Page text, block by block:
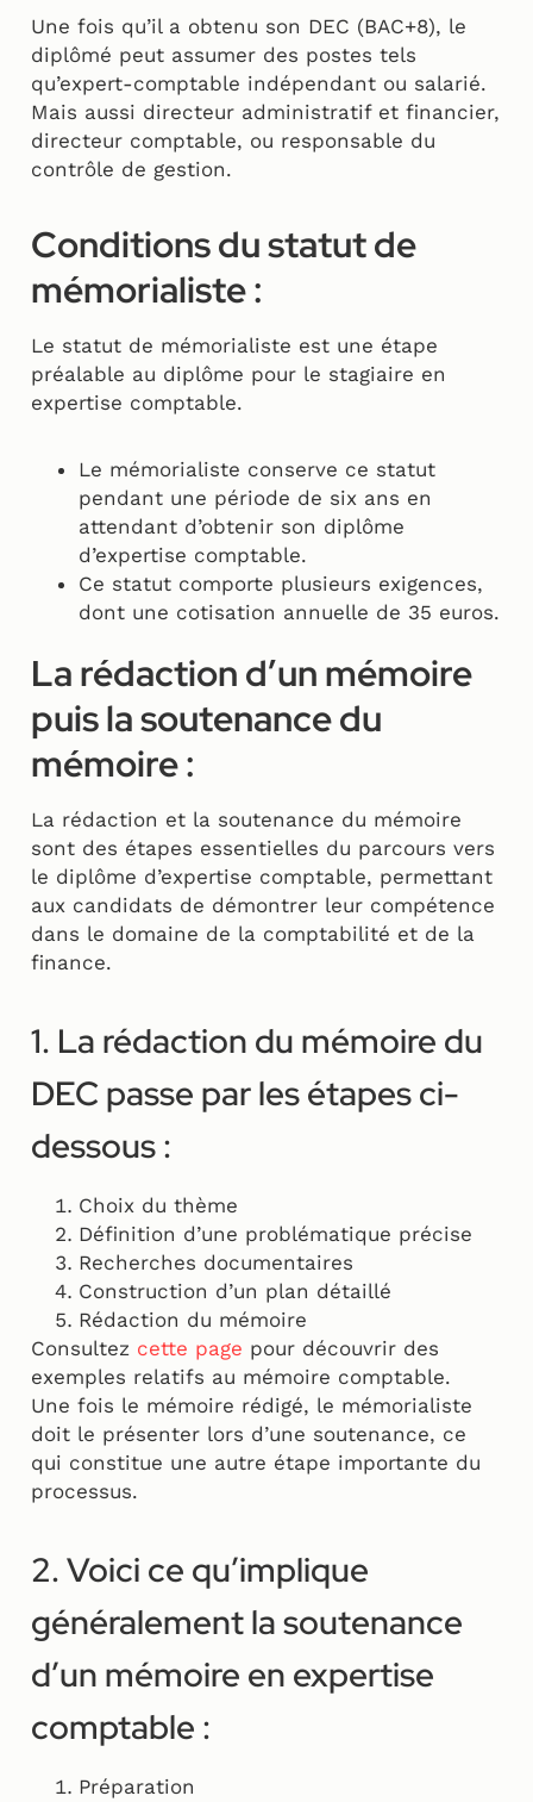
Une fois qu’il a obtenu son DEC (BAC+8), le
diplômé peut assumer des postes tels
qu’expert-comptable indépendant ou salarié.
Mais aussi directeur administratif et financier,
directeur comptable, ou responsable du
contrôle de gestion.
Conditions du statut de
mémorialiste :
Le statut de mémorialiste est une étape
préalable au diplôme pour le stagiaire en
expertise comptable.
Le mémorialiste conserve ce statut
pendant une période de six ans en
attendant d’obtenir son diplôme
d’expertise comptable.
Ce statut comporte plusieurs exigences,
dont une cotisation annuelle de 35 euros.
La rédaction d’un mémoire
puis la soutenance du
mémoire :
La rédaction et la soutenance du mémoire
sont des étapes essentielles du parcours vers
le diplôme d’expertise comptable, permettant
aux candidats de démontrer leur compétence
dans le domaine de la comptabilité et de la
finance.
1. La rédaction du mémoire du
DEC passe par les étapes ci-
dessous :
Choix du thème
Définition d’une problématique précise
Recherches documentaires
Construction d’un plan détaillé
Rédaction du mémoire
Consultez cette page pour découvrir des
exemples relatifs au mémoire comptable.
Une fois le mémoire rédigé, le mémorialiste
doit le présenter lors d’une soutenance, ce
qui constitue une autre étape importante du
processus.
2. Voici ce qu’implique
généralement la soutenance
d’un mémoire en expertise
comptable :
Préparation